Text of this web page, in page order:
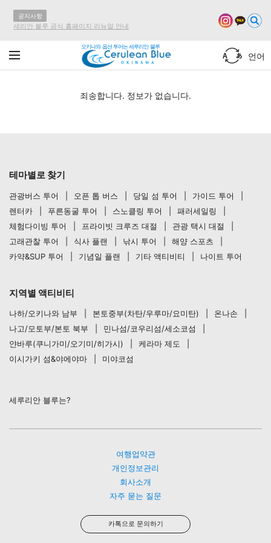
공지사항
세리안 블루 공식 홈페이지 리뉴얼 안내
오키나와 옵션 투어는 세루리안 블루
언어
죄송합니다. 정보가 없습니다.
테마별로 찾기
관광버스 투어 오픈 톱 버스 당일 섬 투어
가이드 투어
렌터카
푸른동굴 투어 스노클링 투어
패러세일링
체험다이빙 투어
프라이빗 크루즈 대절
관광 택시 대절
고래관찰 투어
식사 플랜 낚시 투어
해양 스포츠
카약&SUP 투어
기념일 플랜 기타 액티비티 나이트 투어
지역별 액티비티
나하/오키나와 남부 본토중부(차탄/우루마/요미탄)
온나손
나고/모토부/본토 북부
민나섬/코우리섬/세소코섬
얀바루(쿠니가미/오기미/히가시)
케라마 제도
이시가키 섬&야에야마
미야코섬
세루리안 블루는?
여행업약관
개인정보관리
회사소개
자주 묻는 질문
카톡으로 문의하기